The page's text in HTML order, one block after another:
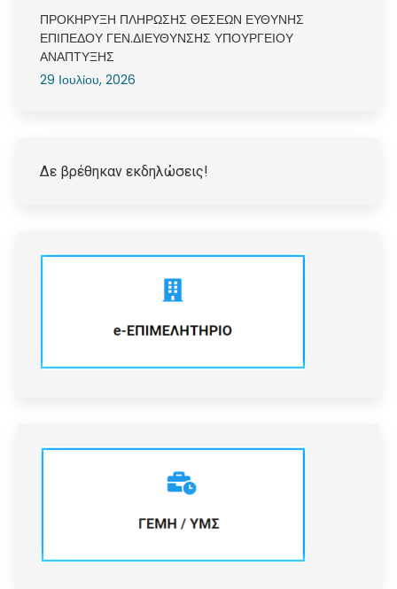
ΠΡΟΚΗΡΥΞΗ ΠΛΗΡΩΣΗΣ ΘΕΣΕΩΝ ΕΥΘΥΝΗΣ
ΕΠΙΠΕΔΟΥ ΓΕΝ.ΔΙΕΥΘΥΝΣΗΣ ΥΠΟΥΡΓΕΙΟΥ
ΑΝΑΠΤΥΞΗΣ
29 Ιουλίου, 2026
Δε βρέθηκαν εκδηλώσεις!